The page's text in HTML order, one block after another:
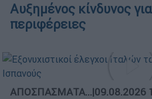
Αυξημένος κίνδυνος
περιφέρειες
ΑΠΟΣΠΑΣΜΑΤΑ...|09.08.2026